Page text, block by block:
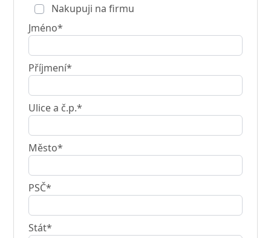
Nakupuji na firmu
Jméno*
Příjmení*
Ulice a č.p.*
Město*
PSČ*
Stát*